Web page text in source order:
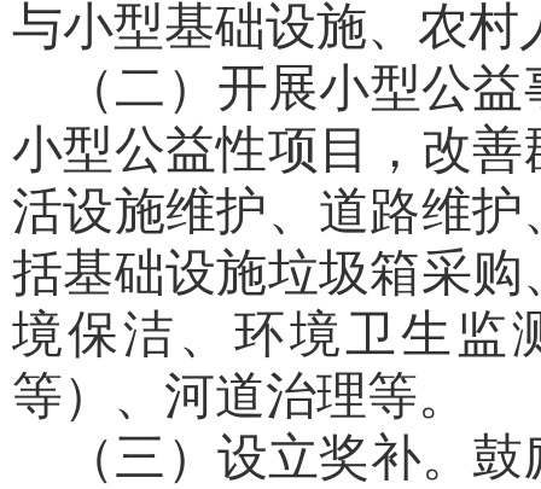
与小型基础设施、农
（二）开展小型公
小型公益性项目，改
活设施维护、道路维
括基础设施垃圾箱采
境保洁、环境卫生监
等）、河道治理等。
（三）设立奖补。 鼓